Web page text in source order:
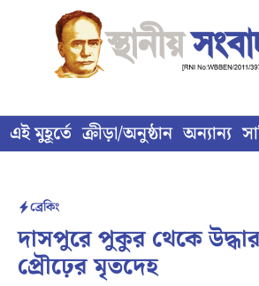
content
এই মুহূর্তে ক্রীড়া/অনুষ্ঠান অন্যান্য
ব্রেকিং
দাসপুরে পুকুর থেকে
প্রৌঢ়ের মৃতদেহ